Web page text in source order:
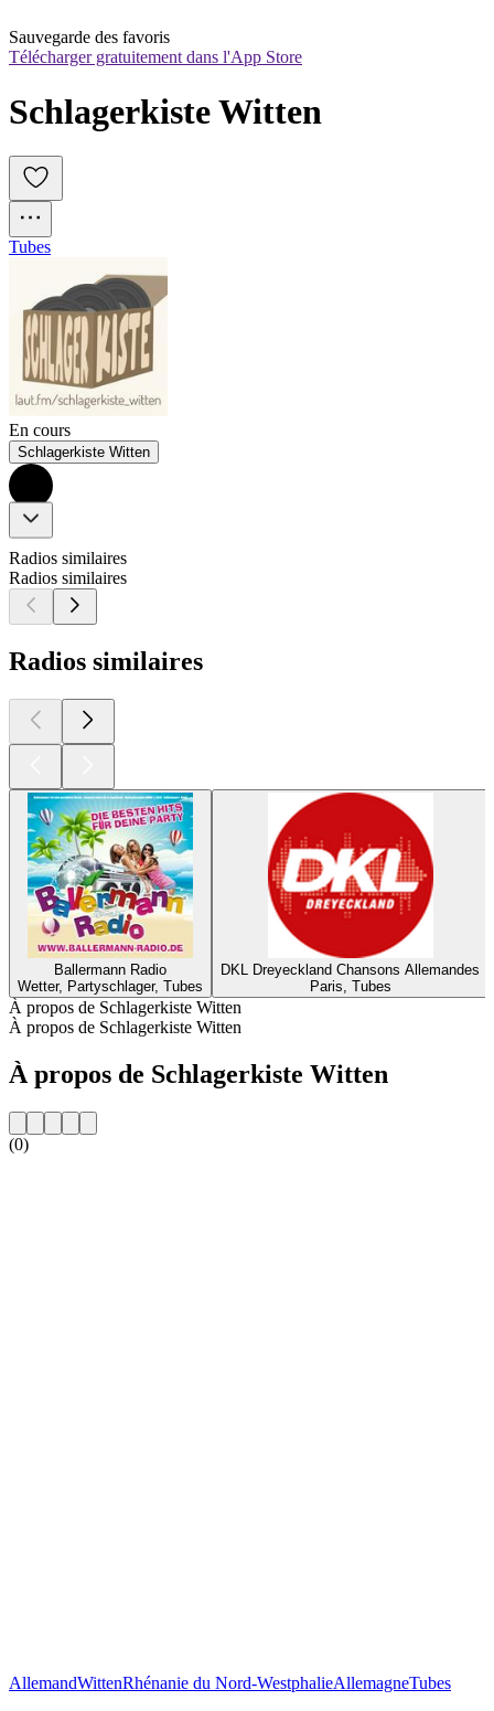
Sauvegarde des favoris
Télécharger gratuitement dans l'App Store
Schlagerkiste Witten
Tubes
En cours
Schlagerkiste Witten
Radios similaires
Radios similaires
Radios similaires
Ballermann Radio
Wetter, Partyschlager, Tubes
DKL Dreyeckland Chansons Allemandes
Paris, Tubes
À propos de Schlagerkiste Witten
À propos de Schlagerkiste Witten
À propos de Schlagerkiste Witten
(0)
AllemandWittenRhénanie du Nord-WestphalieAllemagneTubes